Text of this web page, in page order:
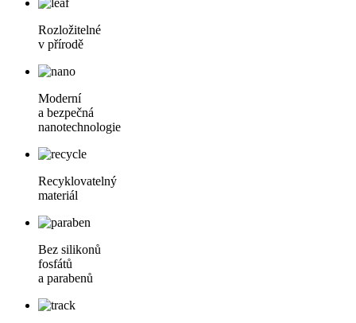
Rozložitelné
v přírodě
Moderní
a bezpečná
nanotechnologie
Recyklovatelný
materiál
Bez silikonů
fosfátů
a parabenů